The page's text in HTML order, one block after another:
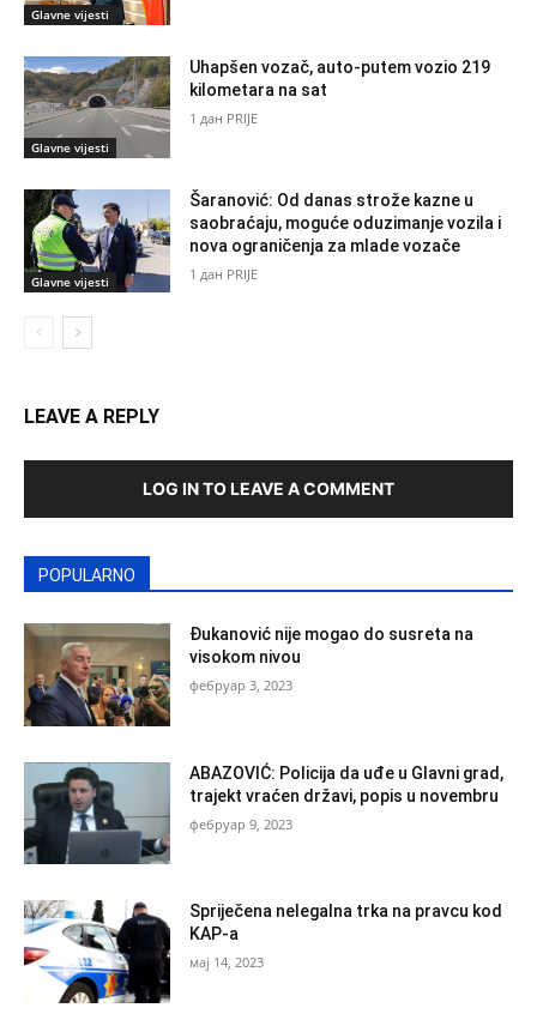
Glavne vijesti
Glavne vijesti
Uhapšen vozač, auto-putem vozio 219
kilometara na sat
1 дан PRIJE
Glavne vijesti
Šaranović: Od danas strože kazne u
saobraćaju, moguće oduzimanje vozila i
nova ograničenja za mlade vozače
1 дан PRIJE
LEAVE A REPLY
LOG IN TO LEAVE A COMMENT
POPULARNO
Đukanović nije mogao do susreta na
visokom nivou
фебруар 3, 2023
ABAZOVIĆ: Policija da uđe u Glavni grad,
trajekt vraćen državi, popis u novembru
фебруар 9, 2023
Spriječena nelegalna trka na pravcu kod
KAP-a
мај 14, 2023